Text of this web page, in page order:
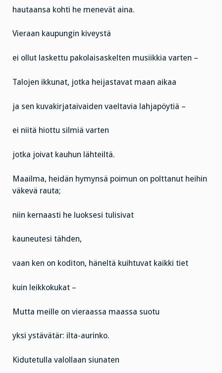
hautaansa kohti he menevät aina.
Vieraan kaupungin kiveystä
ei ollut laskettu pakolaisaskelten musiikkia varten –
Talojen ikkunat, jotka heijastavat maan aikaa
ja sen kuvakirjataivaiden vaeltavia lahjapöytiä –
ei niitä hiottu silmiä varten
jotka joivat kauhun lähteiltä.
Maailma, heidän hymynsä poimun on polttanut heihin
väkevä rauta;
niin kernaasti he luoksesi tulisivat
kauneutesi tähden,
vaan ken on koditon, häneltä kuihtuvat kaikki tiet
kuin leikkokukat –
Mutta meille on vieraassa maassa suotu
yksi ystävätär: ilta-aurinko.
Kidutetulla valollaan siunaten